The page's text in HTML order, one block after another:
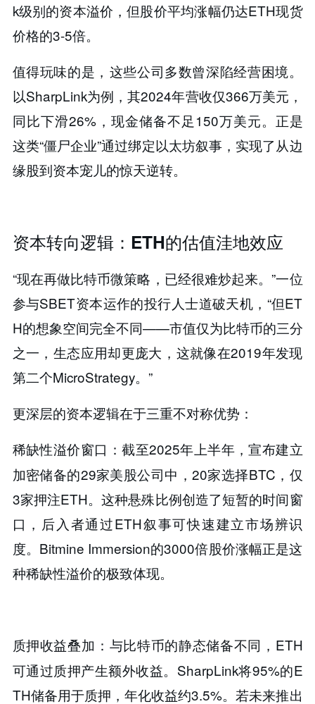
k级别的资本溢价，但股价平均涨幅仍达ETH现货
价格的3-5倍。
值得玩味的是，​​这些公司多数曾深陷经营困境​​。
以SharpLink为例，其2024年营收仅366万美元，
同比下滑26%，现金储备不足150万美元。正是
这类“僵尸企业”通过绑定以太坊叙事，实现了从边
缘股到资本宠儿的惊天逆转。
资本转向逻辑：ETH的估值洼地效应
“现在再做比特币微策略，已经很难炒起来。”一位
参与SBET资本运作的投行人士道破天机，“但ET
H的想象空间完全不同——​​市值仅为比特币的三分
之一，生态应用却更庞大​​，这就像在2019年发现
第二个MicroStrategy。”
更深层的资本逻辑在于三重不对称优势：
稀缺性溢价窗口​​ ：截至2025年上半年，宣布建立
加密储备的29家美股公司中，20家选择BTC，仅
3家押注ETH。这种悬殊比例创造了短暂的时间窗
口，后入者通过ETH叙事可快速建立市场辨识
度。Bitmine Immersion的3000倍股价涨幅正是这
种稀缺性溢价的极致体现。
质押收益叠加​​： 与比特币的静态储备不同，ETH
可通过质押产生额外收益。SharpLink将95%的E
TH储备用于质押，年化收益约3.5%。若未来推出